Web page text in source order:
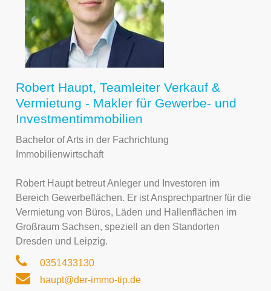
Robert Haupt, Teamleiter Verkauf &
Vermietung - Makler für Gewerbe- und
Investmentimmobilien
Bachelor of Arts in der Fachrichtung
Immobilienwirtschaft
Robert Haupt betreut Anleger und Investoren im
Bereich Gewerbeflächen. Er ist Ansprechpartner für die
Vermietung von Büros, Läden und Hallenflächen im
Großraum Sachsen, speziell an den Standorten
Dresden und Leipzig.
0351433130
haupt@der-immo-tip.de